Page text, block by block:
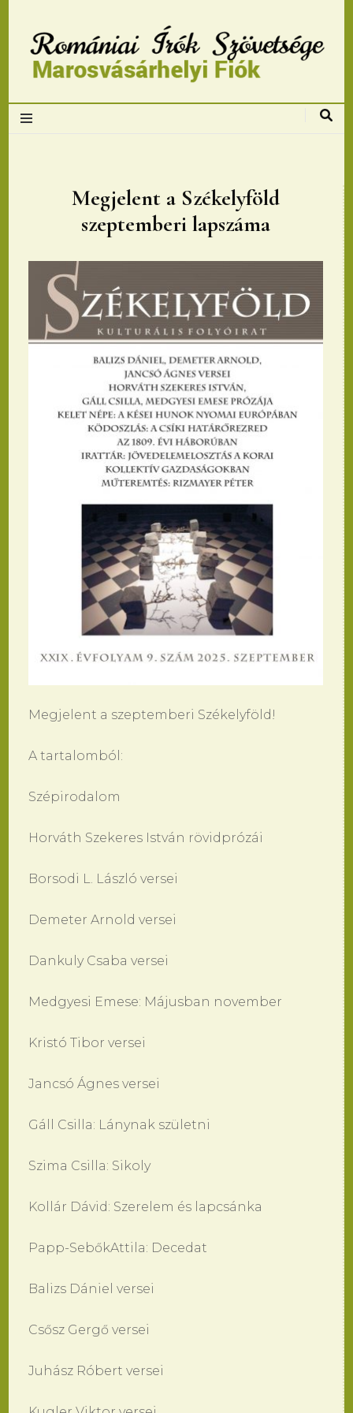
Romániai Írók
Marosvásárhelyi
Megjelent a Székelyföld
szeptemberi lapszáma
Megjelent a szeptemberi Székelyföld!
A tartalomból:
Szépirodalom
Horváth Szekeres István rövidprózái
Borsodi L. László versei
Demeter Arnold versei
Dankuly Csaba versei
Medgyesi Emese: Májusban november
Kristó Tibor versei
Jancsó Ágnes versei
Gáll Csilla: Lánynak születni
Szima Csilla: Sikoly
Kollár Dávid: Szerelem és lapcsánka
Papp-SebőkAttila: Decedat
Balizs Dániel versei
Csősz Gergő versei
Juhász Róbert versei